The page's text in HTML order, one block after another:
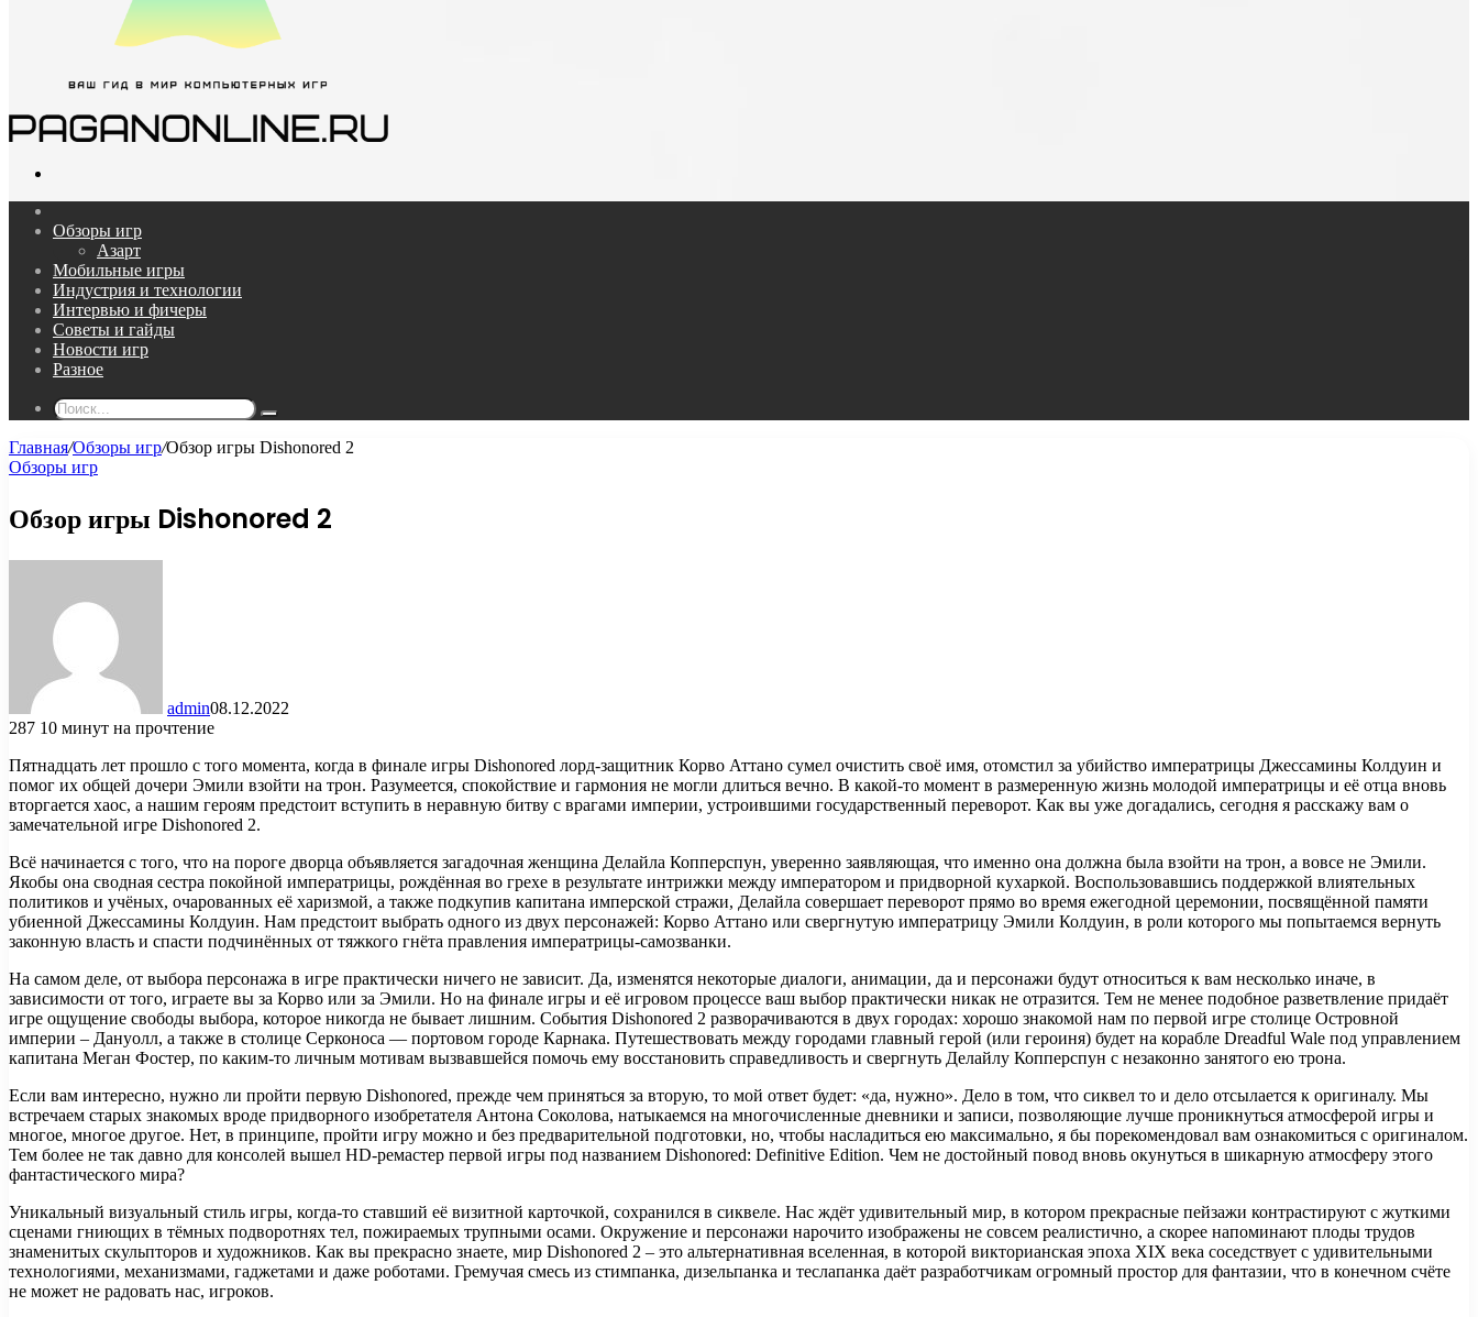
Обзоры игр
Азарт
Мобильные игры
Индустрия и технологии
Интервью и фичеры
Советы и гайды
Новости игр
Разное
Поиск...
Главная/Обзоры игр/Обзор игры Dishonored 2
Обзоры игр
Обзор игры Dishonored 2
admin08.12.2022
287 10 минут на прочтение
Пятнадцать лет прошло с того момента, когда в финале игры Dishonored лорд-защитник Корво Аттано сумел очистить своё имя, отомстил за убийство императрицы Джессамины Колдуин и
помог их общей дочери Эмили взойти на трон. Разумеется, спокойствие и гармония не могли длиться вечно. В какой-то момент в размеренную жизнь молодой императрицы и её отца вновь
вторгается хаос, а нашим героям предстоит вступить в неравную битву с врагами империи, устроившими государственный переворот. Как вы уже догадались, сегодня я расскажу вам о
замечательной игре Dishonored 2.
Всё начинается с того, что на пороге дворца объявляется загадочная женщина Делайла Копперспун, уверенно заявляющая, что именно она должна была взойти на трон, а вовсе не Эмили.
Якобы она сводная сестра покойной императрицы, рождённая во грехе в результате интрижки между императором и придворной кухаркой. Воспользовавшись поддержкой влиятельных
политиков и учёных, очарованных её харизмой, а также подкупив капитана имперской стражи, Делайла совершает переворот прямо во время ежегодной церемонии, посвящённой памяти
убиенной Джессамины Колдуин. Нам предстоит выбрать одного из двух персонажей: Корво Аттано или свергнутую императрицу Эмили Колдуин, в роли которого мы попытаемся вернуть
законную власть и спасти подчинённых от тяжкого гнёта правления императрицы-самозванки.
На самом деле, от выбора персонажа в игре практически ничего не зависит. Да, изменятся некоторые диалоги, анимации, да и персонажи будут относиться к вам несколько иначе, в
зависимости от того, играете вы за Корво или за Эмили. Но на финале игры и её игровом процессе ваш выбор практически никак не отразится. Тем не менее подобное разветвление придаёт
игре ощущение свободы выбора, которое никогда не бывает лишним. События Dishonored 2 разворачиваются в двух городах: хорошо знакомой нам по первой игре столице Островной
империи – Дануолл, а также в столице Серконоса — портовом городе Карнака. Путешествовать между городами главный герой (или героиня) будет на корабле Dreadful Wale под управлением
капитана Меган Фостер, по каким-то личным мотивам вызвавшейся помочь ему восстановить справедливость и свергнуть Делайлу Копперспун с незаконно занятого ею трона.
Если вам интересно, нужно ли пройти первую Dishonored, прежде чем приняться за вторую, то мой ответ будет: «да, нужно». Дело в том, что сиквел то и дело отсылается к оригиналу. Мы
встречаем старых знакомых вроде придворного изобретателя Антона Соколова, натыкаемся на многочисленные дневники и записи, позволяющие лучше проникнуться атмосферой игры и
многое, многое другое. Нет, в принципе, пройти игру можно и без предварительной подготовки, но, чтобы насладиться ею максимально, я бы порекомендовал вам ознакомиться с оригиналом.
Тем более не так давно для консолей вышел HD-ремастер первой игры под названием Dishonored: Definitive Edition. Чем не достойный повод вновь окунуться в шикарную атмосферу этого
фантастического мира?
Уникальный визуальный стиль игры, когда-то ставший её визитной карточкой, сохранился в сиквеле. Нас ждёт удивительный мир, в котором прекрасные пейзажи контрастируют с жуткими
сценами гниющих в тёмных подворотнях тел, пожираемых трупными осами. Окружение и персонажи нарочито изображены не совсем реалистично, а скорее напоминают плоды трудов
знаменитых скульпторов и художников. Как вы прекрасно знаете, мир Dishonored 2 – это альтернативная вселенная, в которой викторианская эпоха XIX века соседствует с удивительными
технологиями, механизмами, гаджетами и даже роботами. Гремучая смесь из стимпанка, дизельпанка и теслапанка даёт разработчикам огромный простор для фантазии, что в конечном счёте
не может не радовать нас, игроков.